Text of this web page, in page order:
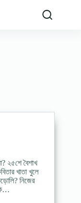
২৫শে বৈশাখ
খাতা খুলে
নিজের